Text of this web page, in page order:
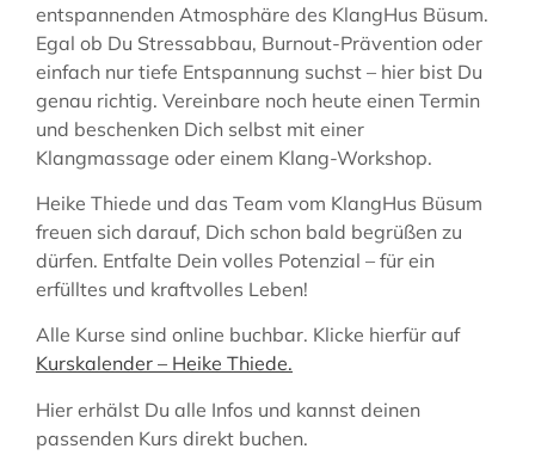
entspannenden Atmosphäre des KlangHus Büsum.
Egal ob Du Stressabbau, Burnout-Prävention oder
einfach nur tiefe Entspannung suchst – hier bist Du
genau richtig. Vereinbare noch heute einen Termin
und beschenken Dich selbst mit einer
Klangmassage oder einem Klang-Workshop.
Heike Thiede und das Team vom KlangHus Büsum
freuen sich darauf, Dich schon bald begrüßen zu
dürfen. Entfalte Dein volles Potenzial – für ein
erfülltes und kraftvolles Leben!
Alle Kurse sind online buchbar. Klicke hierfür auf
Kurskalender – Heike Thiede.
Hier erhälst Du alle Infos und kannst deinen
passenden Kurs direkt buchen.